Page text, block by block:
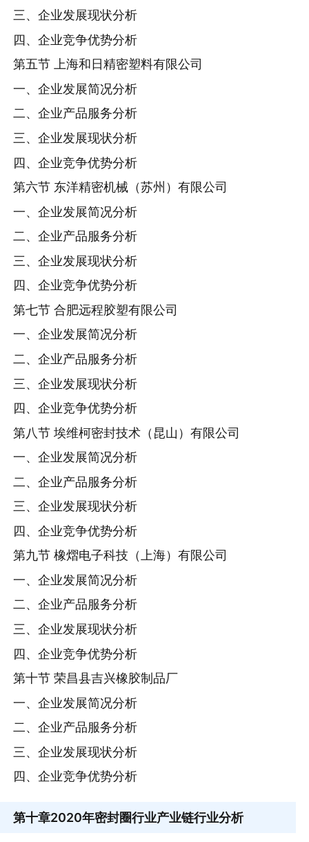
三、企业发展现状分析
四、企业竞争优势分析
第五节 上海和日精密塑料有限公司
一、企业发展简况分析
二、企业产品服务分析
三、企业发展现状分析
四、企业竞争优势分析
第六节 东洋精密机械（苏州）有限公司
一、企业发展简况分析
二、企业产品服务分析
三、企业发展现状分析
四、企业竞争优势分析
第七节 合肥远程胶塑有限公司
一、企业发展简况分析
二、企业产品服务分析
三、企业发展现状分析
四、企业竞争优势分析
第八节 埃维柯密封技术（昆山）有限公司
一、企业发展简况分析
二、企业产品服务分析
三、企业发展现状分析
四、企业竞争优势分析
第九节 橡熠电子科技（上海）有限公司
一、企业发展简况分析
二、企业产品服务分析
三、企业发展现状分析
四、企业竞争优势分析
第十节 荣昌县吉兴橡胶制品厂
一、企业发展简况分析
二、企业产品服务分析
三、企业发展现状分析
四、企业竞争优势分析
第十章2020年密封圈行业产业链行业分析